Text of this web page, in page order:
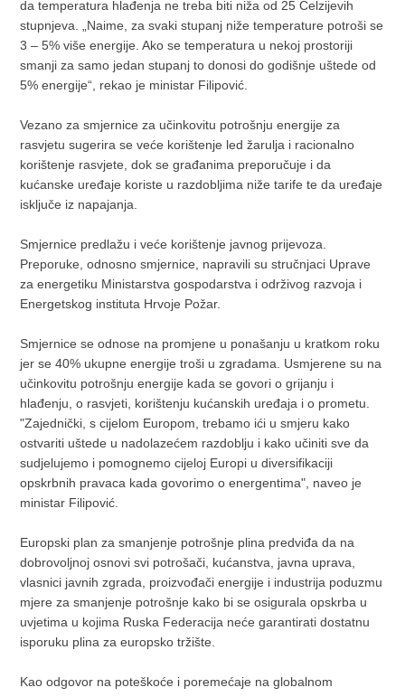
da temperatura hlađenja ne treba biti niža od 25 Celzijevih
stupnjeva. „Naime, za svaki stupanj niže temperature potroši se
3 – 5% više energije. Ako se temperatura u nekoj prostoriji
smanji za samo jedan stupanj to donosi do godišnje uštede od
5% energije“, rekao je ministar Filipović.
Vezano za smjernice za učinkovitu potrošnju energije za
rasvjetu sugerira se veće korištenje led žarulja i racionalno
korištenje rasvjete, dok se građanima preporučuje i da
kućanske uređaje koriste u razdobljima niže tarife te da uređaje
isključe iz napajanja.
Smjernice predlažu i veće korištenje javnog prijevoza.
Preporuke, odnosno smjernice, napravili su stručnjaci Uprave
za energetiku Ministarstva gospodarstva i održivog razvoja i
Energetskog instituta Hrvoje Požar.
Smjernice se odnose na promjene u ponašanju u kratkom roku
jer se 40% ukupne energije troši u zgradama. Usmjerene su na
učinkovitu potrošnju energije kada se govori o grijanju i
hlađenju, o rasvjeti, korištenju kućanskih uređaja i o prometu.
"Zajednički, s cijelom Europom, trebamo ići u smjeru kako
ostvariti uštede u nadolazećem razdoblju i kako učiniti sve da
sudjelujemo i pomognemo cijeloj Europi u diversifikaciji
opskrbnih pravaca kada govorimo o energentima", naveo je
ministar Filipović.
Europski plan za smanjenje potrošnje plina predviđa da na
dobrovoljnoj osnovi svi potrošači, kućanstva, javna uprava,
vlasnici javnih zgrada, proizvođači energije i industrija poduzmu
mjere za smanjenje potrošnje kako bi se osigurala opskrba u
uvjetima u kojima Ruska Federacija neće garantirati dostatnu
isporuku plina za europsko tržište.
Kao odgovor na poteškoće i poremećaje na globalnom